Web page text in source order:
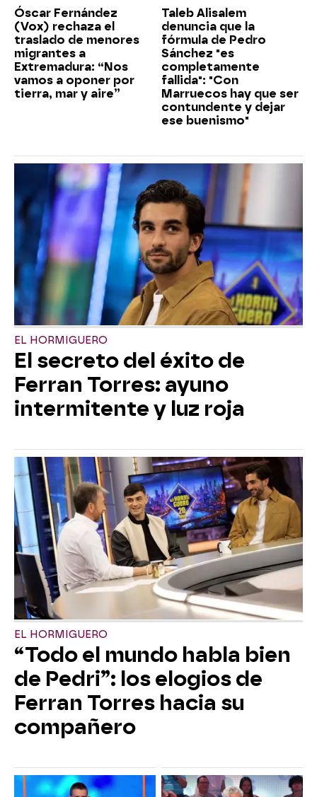
Óscar Fernández
(Vox) rechaza el
traslado de menores
migrantes a
Extremadura: “Nos
vamos a oponer por
tierra, mar y aire”
Taleb Alisalem
denuncia que la
fórmula de Pedro
Sánchez "es
completamente
fallida": "Con
Marruecos hay que ser
contundente y dejar
ese buenismo"
EL HORMIGUERO
El secreto del éxito de
Ferran Torres: ayuno
intermitente y luz roja
EL HORMIGUERO
“Todo el mundo habla bien
de Pedri”: los elogios de
Ferran Torres hacia su
compañero